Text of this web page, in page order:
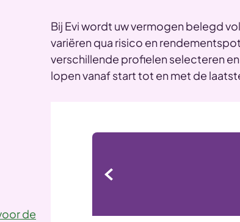
de
Bij Evi wordt uw vermogen belegd
variëren qua risico en
verschillende profielen selecteren
lopen vanaf start tot en met de
Volgende